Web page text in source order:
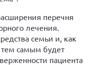
перечня
лечения.
семьи и, как
тем самым будет
пациента